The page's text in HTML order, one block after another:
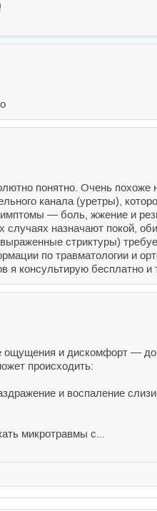
понятно. Очень похоже
канала (уретры),
— боль, жжение и
назначают покой,
стриктуры)
по травматологии и
консультирую бесплатно и
ощущения и дискомфорт —
происходить:
и воспаление
микротравмы с...